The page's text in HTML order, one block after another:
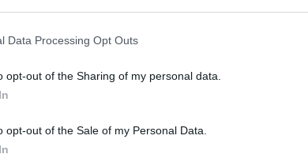
Data Processing Opt Outs
opt-out of the Sharing of my personal data.
opt-out of the Sale of my Personal Data.